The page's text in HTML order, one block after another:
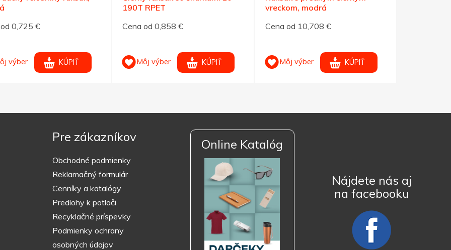
0,725 €
výber KÚPIŤ
190T RPET
Cena od 0,858 €
Môj výber KÚPIŤ
vreckom, modrá
Cena od 10,708 €
Môj výber KÚPIŤ
Pre zákazníkov
Obchodné podmienky
Reklamačný formulár
Cenníky a katalógy
Predlohy k potlači
Recyklačné príspevky
Podmienky ochrany
osobných údajov
Online Katalóg
Nájdete nás aj
na facebooku